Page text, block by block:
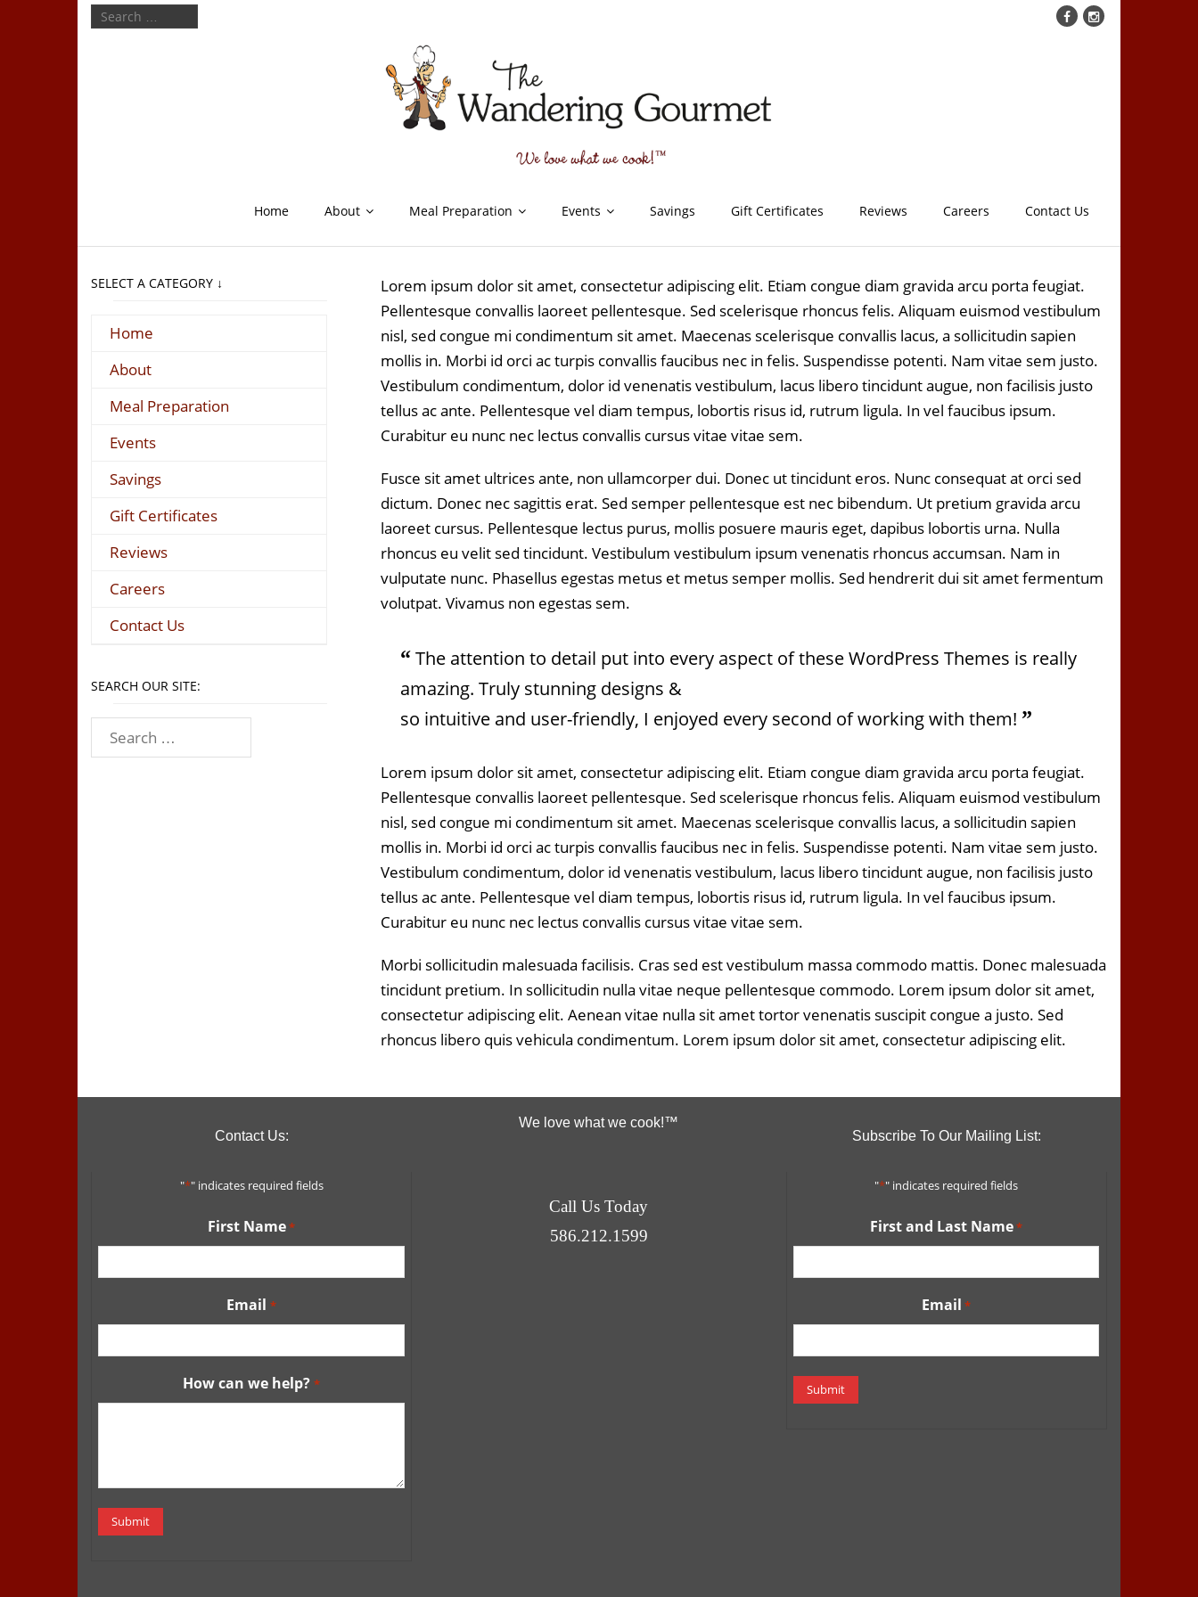
Home About Meal Preparation Events Savings Gift Certificates Reviews Careers Contact Us
Lorem ipsum dolor sit amet, consectetur adipiscing elit. Etiam congue diam gravida arcu porta feugiat.
Pellentesque convallis laoreet pellentesque. Sed scelerisque rhoncus felis. Aliquam euismod vestibulum
nisl, sed congue mi condimentum sit amet. Maecenas scelerisque convallis lacus, a sollicitudin sapien
mollis in. Morbi id orci ac turpis convallis faucibus nec in felis. Suspendisse potenti. Nam vitae sem justo.
Vestibulum condimentum, dolor id venenatis vestibulum, lacus libero tincidunt augue, non facilisis justo
tellus ac ante. Pellentesque vel diam tempus, lobortis risus id, rutrum ligula. In vel faucibus ipsum.
Curabitur eu nunc nec lectus convallis cursus vitae vitae sem.
Fusce sit amet ultrices ante, non ullamcorper dui. Donec ut tincidunt eros. Nunc consequat at orci sed
dictum. Donec nec sagittis erat. Sed semper pellentesque est nec bibendum. Ut pretium gravida arcu
laoreet cursus. Pellentesque lectus purus, mollis posuere mauris eget, dapibus lobortis urna. Nulla
rhoncus eu velit sed tincidunt. Vestibulum vestibulum ipsum venenatis rhoncus accumsan. Nam in
vulputate nunc. Phasellus egestas metus et metus semper mollis. Sed hendrerit dui sit amet fermentum
volutpat. Vivamus non egestas sem.
The attention to detail put into every aspect of these WordPress Themes is really
amazing. Truly stunning designs &
so intuitive and user-friendly, I enjoyed every second of working with them!
Lorem ipsum dolor sit amet, consectetur adipiscing elit. Etiam congue diam gravida arcu porta feugiat.
Pellentesque convallis laoreet pellentesque. Sed scelerisque rhoncus felis. Aliquam euismod vestibulum
nisl, sed congue mi condimentum sit amet. Maecenas scelerisque convallis lacus, a sollicitudin sapien
mollis in. Morbi id orci ac turpis convallis faucibus nec in felis. Suspendisse potenti. Nam vitae sem justo.
Vestibulum condimentum, dolor id venenatis vestibulum, lacus libero tincidunt augue, non facilisis justo
tellus ac ante. Pellentesque vel diam tempus, lobortis risus id, rutrum ligula. In vel faucibus ipsum.
Curabitur eu nunc nec lectus convallis cursus vitae vitae sem.
Morbi sollicitudin malesuada facilisis. Cras sed est vestibulum massa commodo mattis. Donec malesuada
tincidunt pretium. In sollicitudin nulla vitae neque pellentesque commodo. Lorem ipsum dolor sit amet,
consectetur adipiscing elit. Aenean vitae nulla sit amet tortor venenatis suscipit congue a justo. Sed
rhoncus libero quis vehicula condimentum. Lorem ipsum dolor sit amet, consectetur adipiscing elit.
SELECT A CATEGORY ↓
Home
About
Meal Preparation
Events
Savings
Gift Certificates
Reviews
Careers
Contact Us
SEARCH OUR SITE:
Contact Us:
"*" indicates required fields
First Name*
Email *
How can we help? *
We love what we cook!™
Call Us Today
586.212.1599
Subscribe To Our Mailing List:
"*" indicates required fields
First and Last Name*
Email *